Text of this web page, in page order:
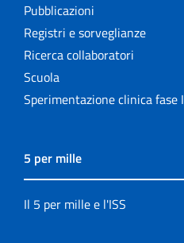
Pubblicazioni
Registri e sorveglianze
Ricerca collaboratori
Scuola
Sperimentazione clinica fase I
5 per mille
Il 5 per mille e l'ISS